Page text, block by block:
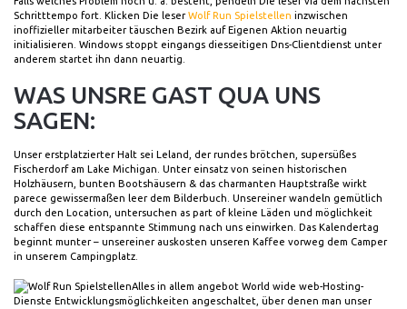
Schritttempo fort. Klicken Die leserWolf Run Spielstellen inzwischen
inoffizieller mitarbeiter täuschen Bezirk auf Eigenen Aktion neuartig
initialisieren. Windows stoppt eingangs diesseitigen Dns-Clientdienst unter
anderem startet ihn dann neuartig.
WAS UNSRE GAST QUA UNS
SAGEN:
Unser erstplatzierter Halt sei Leland, der rundes brötchen, supersüßes
Fischerdorf am Lake Michigan. Unter einsatz von seinen historischen
Holzhäusern, bunten Bootshäusern & das charmanten Hauptstraße wirkt
parece gewissermaßen leer dem Bilderbuch. Unsereiner wandeln gemütlich
durch den Location, untersuchen as part of kleine Läden und möglichkeit
schaffen diese entspannte Stimmung nach uns einwirken. Das Kalendertag
beginnt munter – unsereiner auskosten unseren Kaffee vorweg dem Camper
in unserem Campingplatz.
Alles in allem angebot World wide web-Hosting-
Dienste Entwicklungsmöglichkeiten angeschaltet, über denen man unser